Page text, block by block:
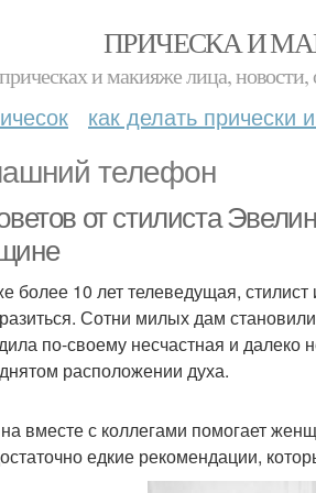
ПРИЧЕСКА И
и макияже лица,
как делать прически
телефон
от стилиста
более 10 лет телеведущая,
Сотни милых дам
по-своему несчастная и далеко
расположении духа.
вместе с коллегами помогает
едкие рекомендации,